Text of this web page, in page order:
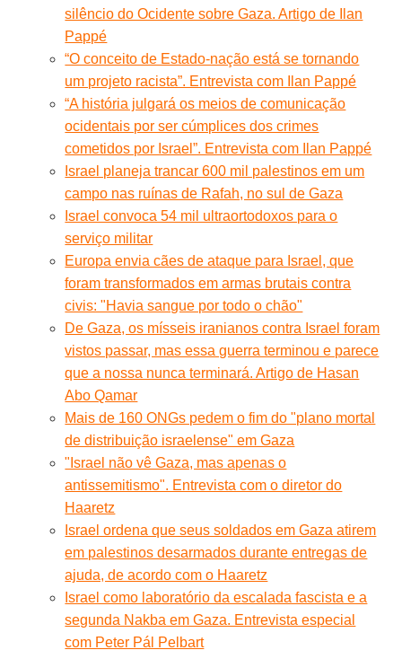
silêncio do Ocidente sobre Gaza. Artigo de Ilan
Pappé
“O conceito de Estado-nação está se tornando
um projeto racista”. Entrevista com Ilan Pappé
“A história julgará os meios de comunicação
ocidentais por ser cúmplices dos crimes
cometidos por Israel”. Entrevista com Ilan Pappé
Israel planeja trancar 600 mil palestinos em um
campo nas ruínas de Rafah, no sul de Gaza
Israel convoca 54 mil ultraortodoxos para o
serviço militar
Europa envia cães de ataque para Israel, que
foram transformados em armas brutais contra
civis: "Havia sangue por todo o chão"
De Gaza, os mísseis iranianos contra Israel foram
vistos passar, mas essa guerra terminou e parece
que a nossa nunca terminará. Artigo de Hasan
Abo Qamar
Mais de 160 ONGs pedem o fim do "plano mortal
de distribuição israelense" em Gaza
"Israel não vê Gaza, mas apenas o
antissemitismo". Entrevista com o diretor do
Haaretz
Israel ordena que seus soldados em Gaza atirem
em palestinos desarmados durante entregas de
ajuda, de acordo com o Haaretz
Israel como laboratório da escalada fascista e a
segunda Nakba em Gaza. Entrevista especial
com Peter Pál Pelbart